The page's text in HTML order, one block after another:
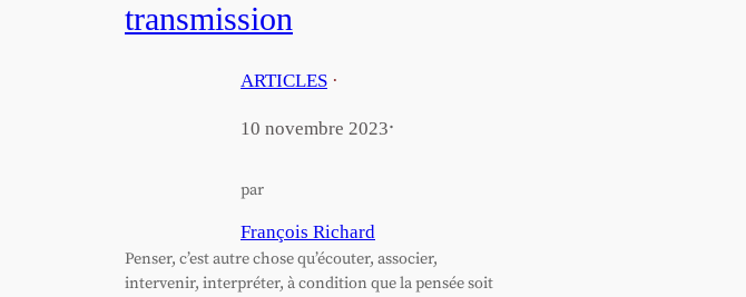
transmission
ARTICLES ·
10 novembre 2023·
par
François Richard
Penser, c’est autre chose qu’écouter, associer,
intervenir, interpréter, à condition que la pensée soit